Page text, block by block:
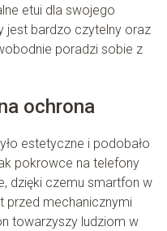
etui dla swojego
jest bardzo czytelny oraz
poradzi sobie z
ochrona
estetyczne i podobało
pokrowce na telefony
dzięki czemu smartfon w
przed mechanicznymi
towarzyszy ludziom w